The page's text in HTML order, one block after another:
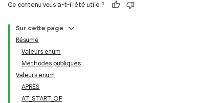
Ce contenu vous a-t-il été utile ?
Sur cette page
Résumé
Valeurs enum
Méthodes publiques
Valeurs enum
APRÈS
AT_START_OF